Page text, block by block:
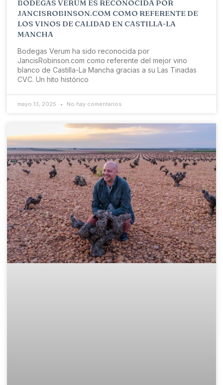
BODEGAS VERUM ES RECONOCIDA POR
JANCISROBINSON.COM COMO REFERENTE DE
LOS VINOS DE CALIDAD EN CASTILLA-LA
MANCHA
Bodegas Verum ha sido reconocida por
JancisRobinson.com como referente del mejor vino
blanco de Castilla-La Mancha gracias a su Las Tinadas
CVC. Un hito histórico
mayo 13, 2025 No hay comentarios